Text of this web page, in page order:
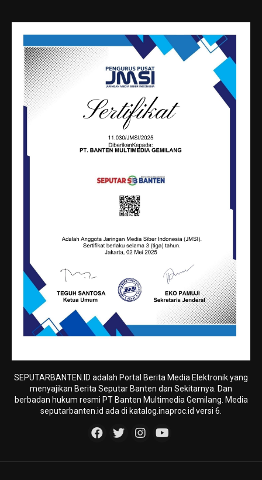
SEPUTARBANTEN.ID adalah Portal Berita Media Elektronik yang
menyajikan Berita Seputar Banten dan Sekitarnya. Dan
berbadan hukum resmi PT Banten Multimedia Gemilang. Media
seputarbanten.id ada di katalog.inaproc.id versi 6.